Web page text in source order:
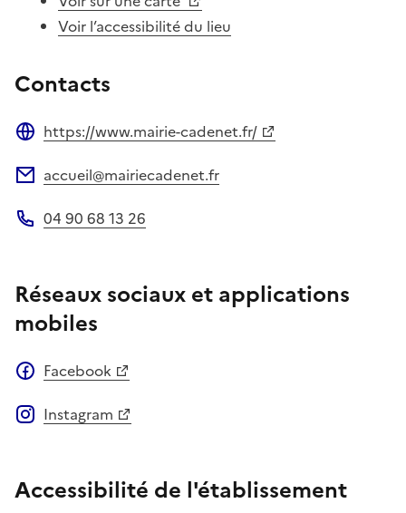
Voir l’accessibilité du lieu
Contacts
https://www.mairie-cadenet.fr/
accueil@mairiecadenet.fr
04 90 68 13 26
Réseaux sociaux et applications
mobiles
Facebook
Instagram
Accessibilité de l'établissement